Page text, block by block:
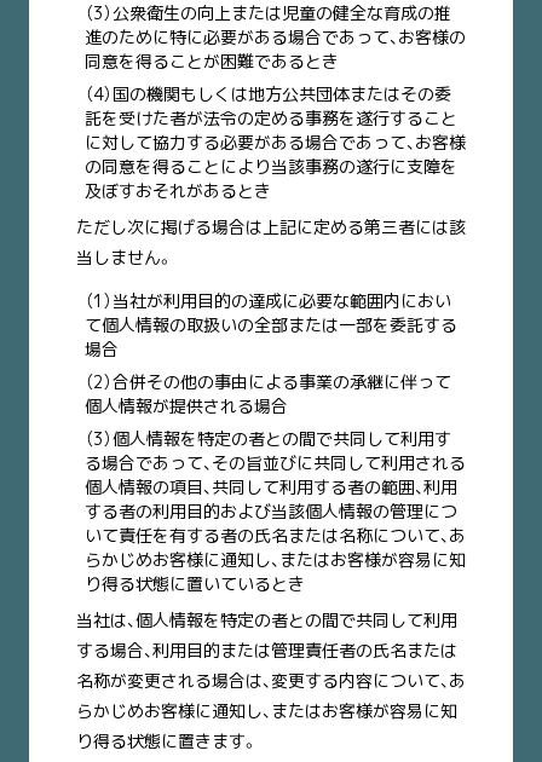
（3）公衆衛生の向上または児童の健全な育成の推
進のために特に必要がある場合であって、お客様の
同意を得ることが困難であるとき
（4）国の機関もしくは地方公共団体またはその委
託を受けた者が法令の定める事務を遂行すること
に対して協力する必要がある場合であって、お客様
の同意を得ることにより当該事務の遂行に支障を
及ぼすおそれがあるとき
ただし次に掲げる場合は上記に定める第三者には該
当しません。
（1）当社が利用目的の達成に必要な範囲内におい
て個人情報の取扱いの全部または一部を委託する
場合
（2）合併その他の事由による事業の承継に伴って
個人情報が提供される場合
（3）個人情報を特定の者との間で共同して利用す
る場合であって、その旨並びに共同して利用される
個人情報の項目、共同して利用する者の範囲、利用
する者の利用目的および当該個人情報の管理につ
いて責任を有する者の氏名または名称について、あ
らかじめお客様に通知し、またはお客様が容易に知
り得る状態に置いているとき
当社は、個人情報を特定の者との間で共同して利用
する場合、利用目的または管理責任者の氏名または
名称が変更される場合は、変更する内容について、あ
らかじめお客様に通知し、またはお客様が容易に知
り得る状態に置きます。